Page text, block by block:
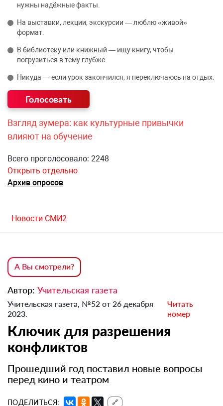
нужны надёжные факты.
На выставки, лекции, экскурсии — люблю «живой»
формат.
В библиотеку или книжный — ищу книгу, чтобы
погрузиться в тему глубже.
Никуда — если урок закончился, я переключаюсь на отдых.
Взгляд зумера: как культурные привычки
влияют на обучение
Всего проголосовало: 2248
Открыть отдельно
Архив опросов
Новости СМИ2
А Вы смотрели?
Автор: Учительская газета
Учительская газета, №52 от 26 декабря
2023.
Читать
номер
Ключик для разрешения
конфликтов
Прошедший год поставил новые вопросы
перед кино и театром
ПОДЕЛИТЬСЯ: 🔗